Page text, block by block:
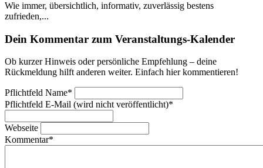
Wie immer, übersichtlich, informativ, zuverlässig bestens
zufrieden,...
Dein Kommentar zum Veranstaltungs-Kalender
Ob kurzer Hinweis oder persönliche Empfehlung – deine
Rückmeldung hilft anderen weiter. Einfach hier kommentieren!
Pflichtfeld Name*
Pflichtfeld E-Mail (wird nicht veröffentlicht)*
Webseite
Kommentar*